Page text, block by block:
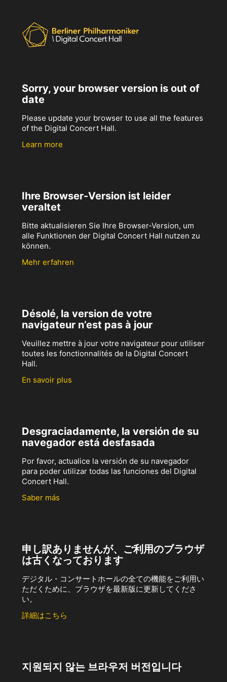
Sorry, your browser version is out of
date
Please update your browser to use all the features
of the Digital Concert Hall.
Learn more
Ihre Browser-Version ist leider
veraltet
Bitte aktualisieren Sie Ihre Browser-Version, um
alle Funktionen der Digital Concert Hall nutzen zu
können.
Mehr erfahren
Désolé, la version de votre
navigateur n’est pas à jour
Veuillez mettre à jour votre navigateur pour utiliser
toutes les fonctionnalités de la Digital Concert
Hall.
En savoir plus
Desgraciadamente, la versión de su
navegador está desfasada
Por favor, actualice la versión de su navegador
para poder utilizar todas las funciones del Digital
Concert Hall.
Saber más
申し訳ありませんが、ご利用のブラウザ
は古くなっております
デジタル・コンサートホールの全ての機能をご利用い
ただくために、ブラウザを最新版に更新してくださ
い。
詳細はこちら
지원되지 않는 브라우저 버전입니다